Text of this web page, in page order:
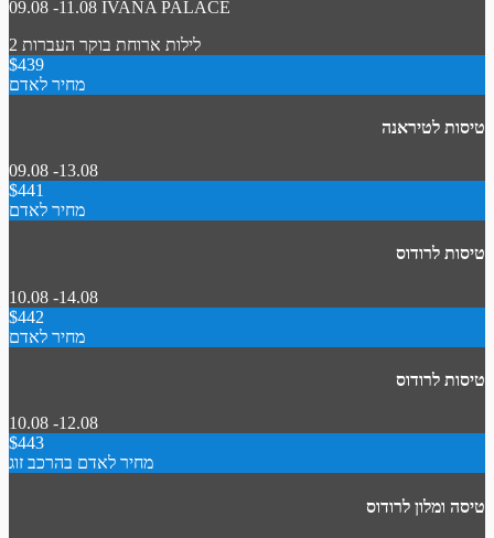
09.08 -11.08 IVANA PALACE
2 לילות ארוחת בוקר העברות
$439
מחיר לאדם
טיסות לטיראנה
09.08 -13.08
$441
מחיר לאדם
טיסות לרודוס
10.08 -14.08
$442
מחיר לאדם
טיסות לרודוס
10.08 -12.08
$443
מחיר לאדם בהרכב זוג
טיסה ומלון לרודוס